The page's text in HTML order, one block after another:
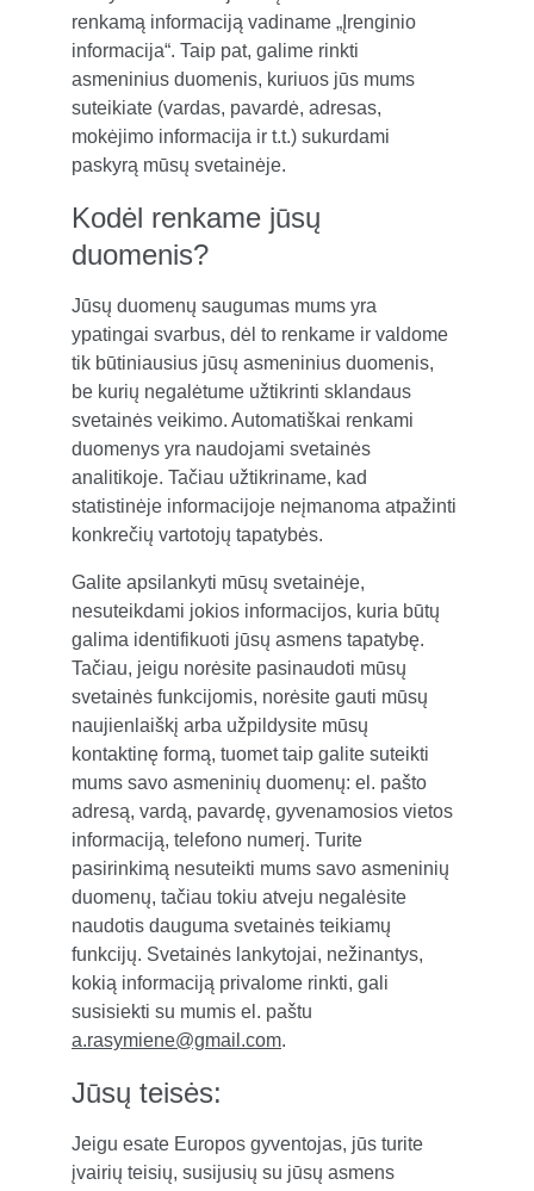
renkamą informaciją vadiname „Įrenginio
informacija“. Taip pat, galime rinkti
asmeninius duomenis, kuriuos jūs mums
suteikiate (vardas, pavardė, adresas,
mokėjimo informacija ir t.t.) sukurdami
paskyrą mūsų svetainėje.
Kodėl renkame jūsų
duomenis?
Jūsų duomenų saugumas mums yra
ypatingai svarbus, dėl to renkame ir valdome
tik būtiniausius jūsų asmeninius duomenis,
be kurių negalėtume užtikrinti sklandaus
svetainės veikimo. Automatiškai renkami
duomenys yra naudojami svetainės
analitikoje. Tačiau užtikriname, kad
statistinėje informacijoje neįmanoma atpažinti
konkrečių vartotojų tapatybės.
Galite apsilankyti mūsų svetainėje,
nesuteikdami jokios informacijos, kuria būtų
galima identifikuoti jūsų asmens tapatybę.
Tačiau, jeigu norėsite pasinaudoti mūsų
svetainės funkcijomis, norėsite gauti mūsų
naujienlaiškį arba užpildysite mūsų
kontaktinę formą, tuomet taip galite suteikti
mums savo asmeninių duomenų: el. pašto
adresą, vardą, pavardę, gyvenamosios vietos
informaciją, telefono numerį. Turite
pasirinkimą nesuteikti mums savo asmeninių
duomenų, tačiau tokiu atveju negalėsite
naudotis dauguma svetainės teikiamų
funkcijų. Svetainės lankytojai, nežinantys,
kokią informaciją privalome rinkti, gali
susisiekti su mumis el. paštu
a.rasymiene@gmail.com.
Jūsų teisės:
Jeigu esate Europos gyventojas, jūs turite
įvairių teisių, susijusių su jūsų asmens